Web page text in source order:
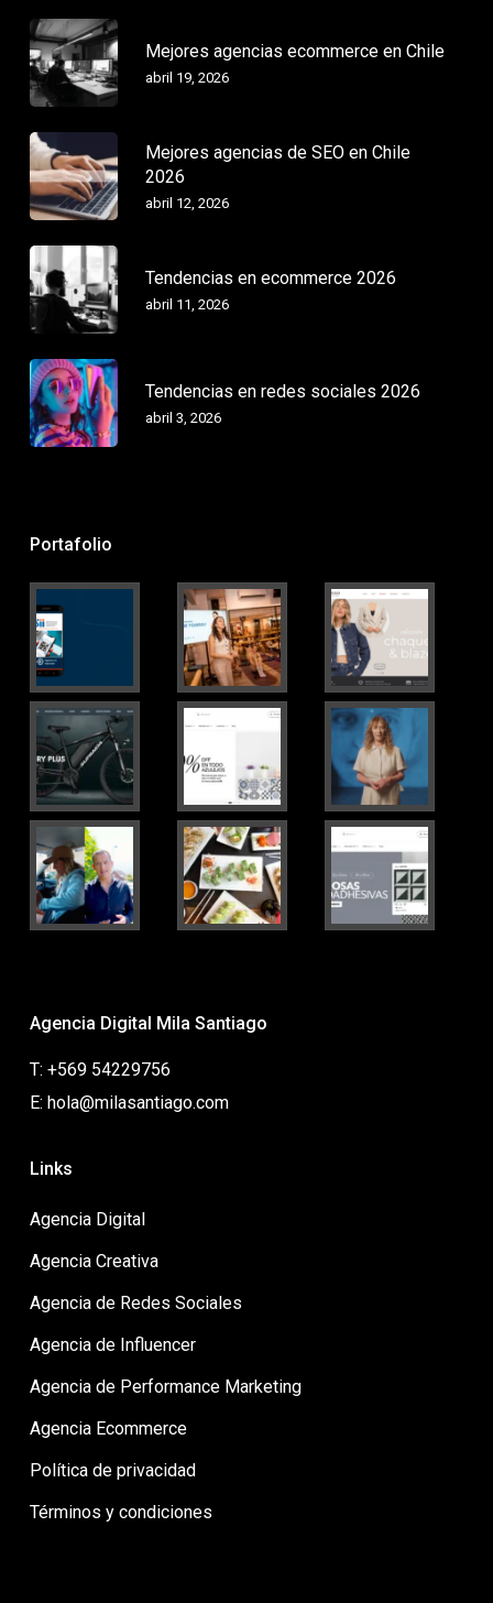
Mejores agencias ecommerce en Chile
abril 19, 2026
Mejores agencias de SEO en Chile
2026
abril 12, 2026
Tendencias en ecommerce 2026
abril 11, 2026
Tendencias en redes sociales 2026
abril 3, 2026
Portafolio
Agencia Digital Mila Santiago
T: +569 54229756
E: hola@milasantiago.com
Links
Agencia Digital
Agencia Creativa
Agencia de Redes Sociales
Agencia de Influencer
Agencia de Performance Marketing
Agencia Ecommerce
Política de privacidad
Términos y condiciones